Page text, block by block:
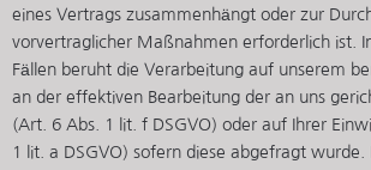
eines Vertrags zusammenhängt oder zur
vorvertraglicher Maßnahmen erforderlich ist.
Fällen beruht die Verarbeitung auf unserem
an der effektiven Bearbeitung der an uns
(Art. 6 Abs. 1 lit. f DSGVO) oder auf Ihrer
1 lit. a DSGVO) sofern diese abgefragt wurde.